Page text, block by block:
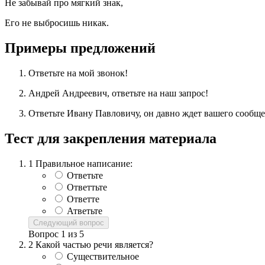
Не забывай про мягкий знак,
Его не выбросишь никак.
Примеры предложений
Ответьте на мой звонок!
Андрей Андреевич, ответьте на наш запрос!
Ответьте Ивану Павловичу, он давно ждет вашего
Тест для закрепления материала
1 Правильное написание:
Ответьте
Ответтьте
Ответте
Атветьте
Следующий вопрос
Вопрос 1 из 5
2 Какой частью речи является?
Существительное